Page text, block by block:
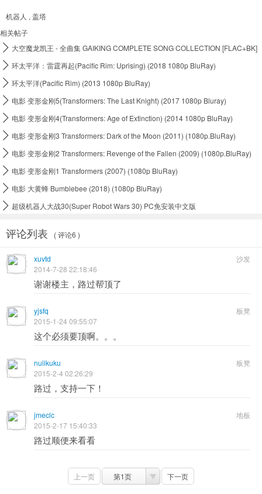
机器人 , 盖塔
相关帖子
 大空魔龙凯王 - 全曲集 GAIKING COMPLETE SONG COLLECTION [FLAC+BK]
 环太平洋：雷霆再起(Pacific Rim: Uprising) (2018 1080p BluRay)
 环太平洋(Pacific Rim) (2013 1080p BluRay)
 电影 变形金刚5(Transformers: The Last Knight) (2017 1080p Bluray)
 电影 变形金刚4(Transformers: Age of Extinction) (2014 1080p BluRay)
 电影 变形金刚3 Transformers: Dark of the Moon (2011) (1080p.BluRay)
 电影 变形金刚2 Transformers: Revenge of the Fallen (2009) (1080p.BluRay)
 电影 变形金刚1 Transformers (2007) (1080p BluRay)
 电影 大黄蜂 Bumblebee (2018) (1080p BluRay)
 超级机器人大战30(Super Robot Wars 30) PC免安装中文版
评论列表 ( 评论6 )
沙发
xuvtd
2014-7-28 22:18:46
谢谢楼主，路过帮顶了
板凳
yjsfq
2015-1-24 09:55:07
这个必须要顶啊。。。
板凳
nulikuku
2015-2-4 02:26:29
路过，支持一下！
地板
jmeclc
2015-2-17 15:40:33
路过顺便来看看
上一页 第1页 下一页